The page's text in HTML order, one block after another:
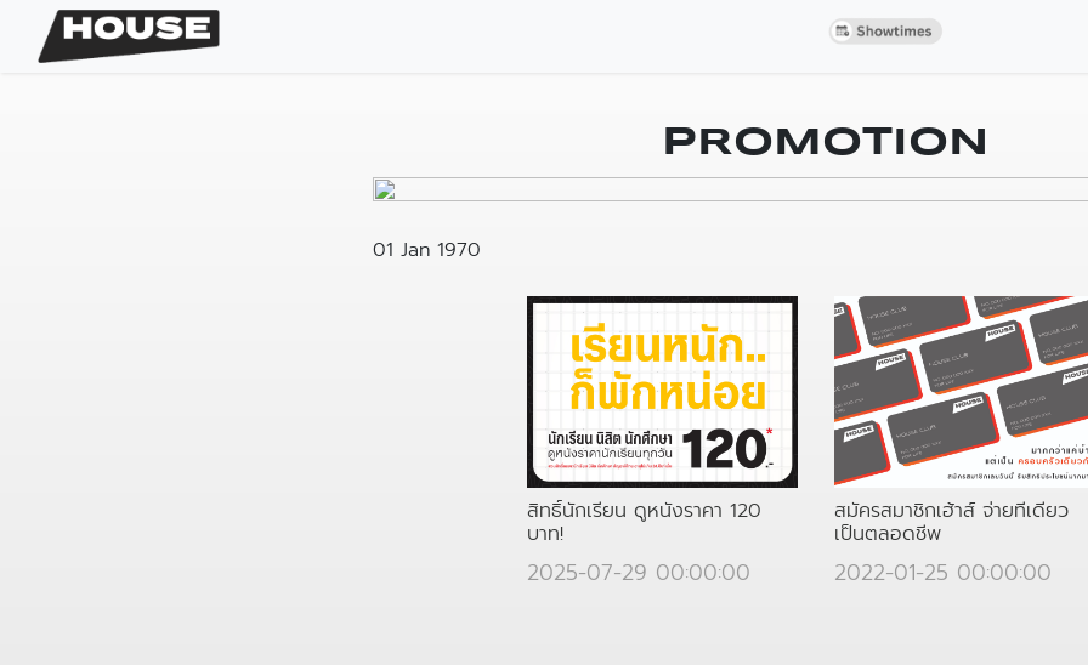
PROMOTION
01 Jan 1970
สิทธิ์นักเรียน ดูหนังราคา 120
บาท!
2025-07-29 00:00:00
สมัครสมาชิกเฮ้าส์ จ่ายทีเดียว
เป็นตลอดชีพ
2022-01-25 00:00:00